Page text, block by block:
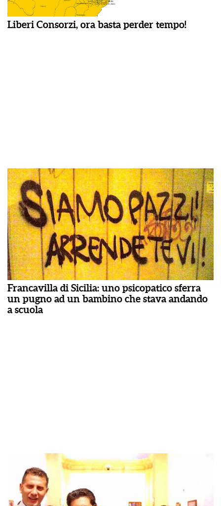
Liberi Consorzi, ora basta perder tempo!
Francavilla di Sicilia: uno psicopatico sferra
un pugno ad un bambino che stava andando
a scuola